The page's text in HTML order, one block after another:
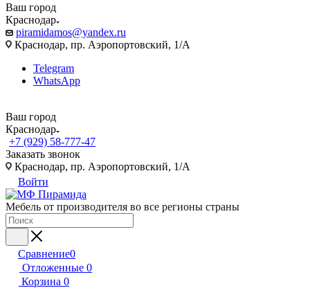
Ваш город
Краснодар
piramidamos@yandex.ru
Краснодар, пр. Аэропортовский, 1/А
Telegram
WhatsApp
Ваш город
Краснодар
+7 (929) 58-777-47
Заказать звонок
Краснодар, пр. Аэропортовский, 1/А
Войти
Мебель от производителя во все регионы страны
Сравнение0
Отложенные 0
Корзина 0